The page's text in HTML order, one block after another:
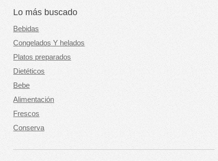
Lo más buscado
Bebidas
Congelados Y helados
Platos preparados
Dietéticos
Bebe
Alimentación
Frescos
Conserva